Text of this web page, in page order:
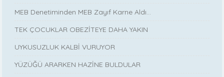
MEB Denetiminden MEB Zayıf Karne Aldı…
TEK ÇOCUKLAR OBEZİTEYE DAHA YAKIN
UYKUSUZLUK KALBİ VURUYOR
YÜZÜĞÜ ARARKEN HAZİNE BULDULAR